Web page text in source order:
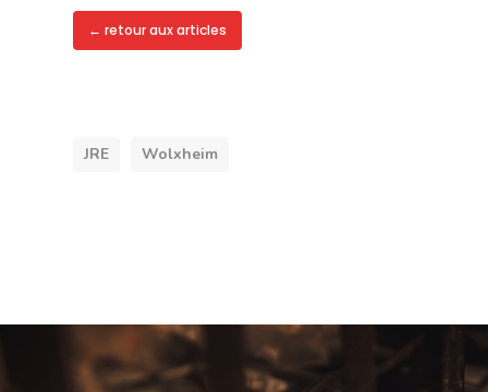
← retour aux articles
JRE Wolxheim